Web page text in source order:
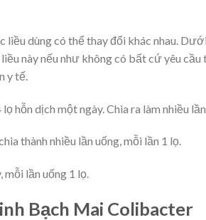
dùng có thể thay đổi khác nhau.
này nếu như không có bất cứ yêu
y tế.
dịch một ngày. Chia ra làm nhiều
thành nhiều lần uống, mỗi lần 1 lọ.
lần uống 1 lọ.
Bạch Mai Colibacter